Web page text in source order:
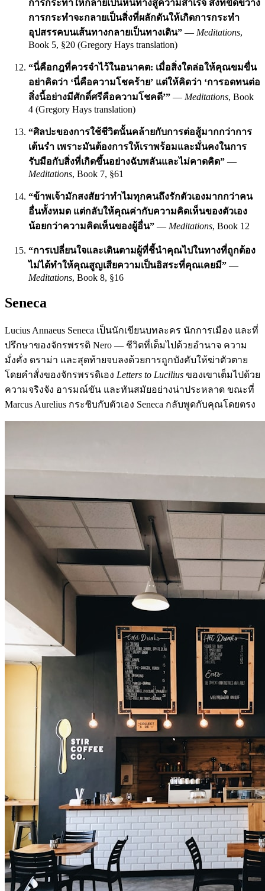
การกระทำให้กลายเป็นหนทางสู่ความสำเร็จ สิ่งที่ขัดขวาง
การกระทำจะกลายเป็นสิ่งที่ผลักดันให้เกิดการกระทำ
อุปสรรคบนเส้นทางกลายเป็นทางเดิน” — Meditations,
Book 5, §20 (Gregory Hays translation)
“นี่คือกฎที่ควรจำไว้ในอนาคต: เมื่อสิ่งใดล่อให้คุณขมขื่น
อย่าคิดว่า ‘นี่คือความโชคร้าย’ แต่ให้คิดว่า ‘การอดทนต่อ
สิ่งนี้อย่างมีศักดิ์ศรีคือความโชคดี’” — Meditations, Book
4 (Gregory Hays translation)
“ศิลปะของการใช้ชีวิตนั้นคล้ายกับการต่อสู้มากกว่าการ
เต้นรำ เพราะมันต้องการให้เราพร้อมและมั่นคงในการ
รับมือกับสิ่งที่เกิดขึ้นอย่างฉับพลันและไม่คาดคิด” —
Meditations, Book 7, §61
“ข้าพเจ้ามักสงสัยว่าทำไมทุกคนถึงรักตัวเองมากกว่าคน
อื่นทั้งหมด แต่กลับให้คุณค่ากับความคิดเห็นของตัวเอง
น้อยกว่าความคิดเห็นของผู้อื่น” — Meditations, Book 12
“การเปลี่ยนใจและเดินตามผู้ที่ชี้นำคุณไปในทางที่ถูกต้อง
ไม่ได้ทำให้คุณสูญเสียความเป็นอิสระที่คุณเคยมี” —
Meditations, Book 8, §16
Seneca
Lucius Annaeus Seneca เป็นนักเขียนบทละคร นักการเมือง และที่
ปรึกษาของจักรพรรดิ Nero — ชีวิตที่เต็มไปด้วยอำนาจ ความ
มั่งคั่ง ดราม่า และสุดท้ายจบลงด้วยการถูกบังคับให้ฆ่าตัวตาย
โดยคำสั่งของจักรพรรดิเอง Letters to Lucilius ของเขาเต็มไปด้วย
ความจริงจัง อารมณ์ขัน และทันสมัยอย่างน่าประหลาด ขณะที่
Marcus Aurelius กระซิบกับตัวเอง Seneca กลับพูดกับคุณโดยตรง